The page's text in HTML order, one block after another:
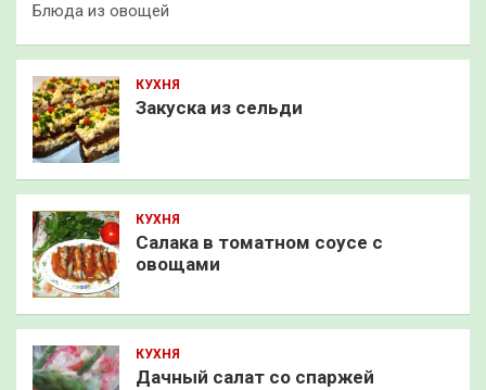
Блюда из овощей
КУХНЯ
Закуска из сельди
КУХНЯ
Салака в томатном соусе с
овощами
КУХНЯ
Дачный салат со спаржей